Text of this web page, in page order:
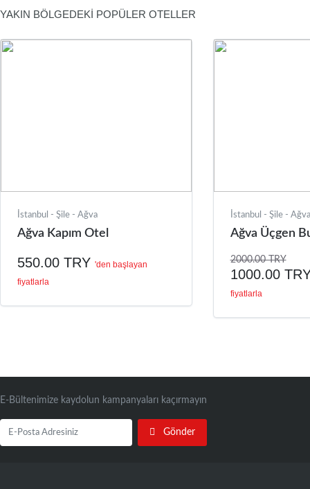
YAKIN BÖLGEDEKİ POPÜLER OTELLER
İstanbul - Şile - Ağva
Ağva Kapım Otel
550.00 TRY 'den başlayan
fiyatlarla
İstanbul - Şile - Ağva
Ağva Üçgen
2000.00 TRY
1000.00
fiyatlarla
E-Bültenimize kaydolun kampanyaları kaçırmayın
Gönder